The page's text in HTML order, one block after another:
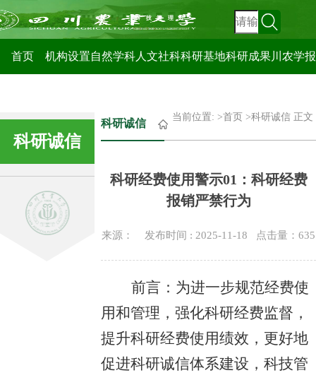
科技管理处
首页 机构设置自然学科人文社科科研基地科研成果川农学报
科研诚信
科研诚信
当前位置: >首页 >科研诚信 正文
科研经费使用警示01：科研经费
报销严禁行为
来源： 发布时间 : 2025-11-18 点击量：635
前言：为进一步规范经费使
用和管理，强化科研经费监督，
提升科研经费使用绩效，更好地
促进科研诚信体系建设，科技管